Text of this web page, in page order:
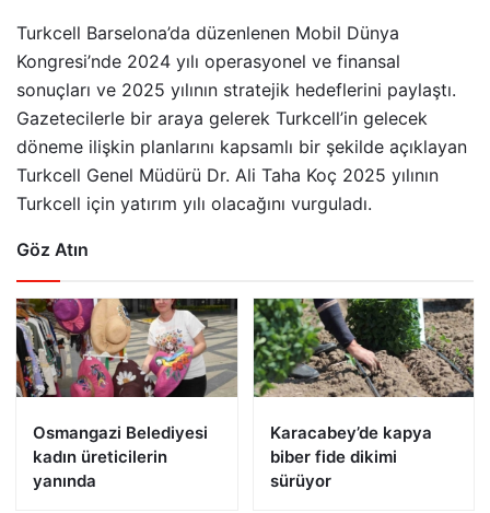
Turkcell Barselona’da düzenlenen Mobil Dünya
Kongresi’nde 2024 yılı operasyonel ve finansal
sonuçları ve 2025 yılının stratejik hedeflerini paylaştı.
Gazetecilerle bir araya gelerek Turkcell’in gelecek
döneme ilişkin planlarını kapsamlı bir şekilde açıklayan
Turkcell Genel Müdürü Dr. Ali Taha Koç 2025 yılının
Turkcell için yatırım yılı olacağını vurguladı.
Göz Atın
Osmangazi Belediyesi
kadın üreticilerin
yanında
Karacabey’de kapya
biber fide dikimi
sürüyor